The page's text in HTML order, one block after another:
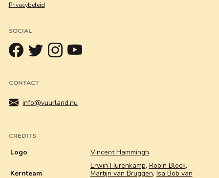
Privacybeleid
SOCIAL
CONTACT
info@vuurland.nu
CREDITS
Logo Vincent Hammingh
Kernteam
Erwin Hurenkamp, Robin Block,
Martijn van Bruggen, Isa Bob van